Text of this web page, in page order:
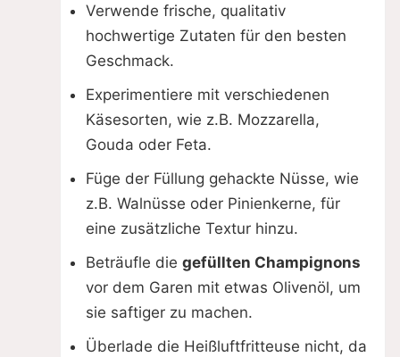
Verwende frische, qualitativ
hochwertige Zutaten für den besten
Geschmack.
Experimentiere mit verschiedenen
Käsesorten, wie z.B. Mozzarella,
Gouda oder Feta.
Füge der Füllung gehackte Nüsse, wie
z.B. Walnüsse oder Pinienkerne, für
eine zusätzliche Textur hinzu.
Beträufle die gefüllten Champignons
vor dem Garen mit etwas Olivenöl, um
sie saftiger zu machen.
Überlade die Heißluftfritteuse nicht, da